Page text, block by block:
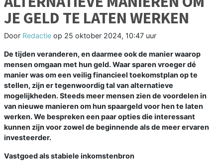
JE GELD TE LATEN WERKEN
Door Redactie op 25 oktober 2024, 10:47 uur
De tijden veranderen, en daarmee ook de manier waarop
mensen omgaan met hun geld. Waar sparen vroeger dé
manier was om een veilig financieel toekomstplan op te
stellen, zijn er tegenwoordig tal van alternatieve
mogelijkheden. Steeds meer mensen zien de voordelen in
van nieuwe manieren om hun spaargeld voor hen te laten
werken. We bespreken een paar opties die interessant
kunnen zijn voor zowel de beginnende als de meer ervaren
investeerder.
Vastgoed als stabiele inkomstenbron